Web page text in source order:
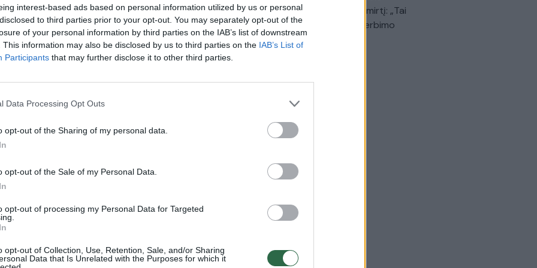
interest-based ads based on personal information utilized by us or personal
to third parties prior to your opt-out. You may separately opt-out of the
of your personal information by third parties on the IAB’s list of downstream
This information may also be disclosed by us to third parties on the IAB’s List of
Participants that may further disclose it to other third parties.
Data Processing Opt Outs
opt-out of the Sharing of my personal data.
opt-out of the Sale of my Personal Data.
opt-out of processing my Personal Data for Targeted
opt-out of Collection, Use, Retention, Sale, and/or Sharing
Data that Is Unrelated with the Purposes for which it
Visi įrašai
Kodėl apklausos internete ir politikų
Laidos Informacinis skydas
jaudinančią akimirką prieš mirtį: „Tai
buvo simbolinis mūsų pagerbimo
ženklas“